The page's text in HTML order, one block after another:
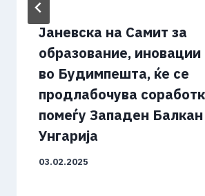
Jаневска на Самит за
образование, иновации
во Будимпешта, ќе се
продлабочува
помеѓу Западен
Унгарија
03.02.2025